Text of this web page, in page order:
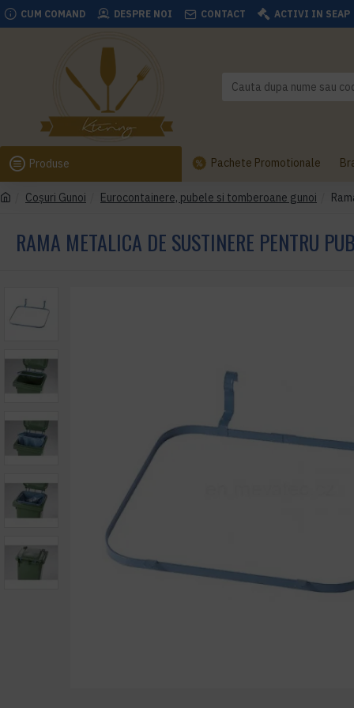
CUM COMAND DESPRE NOI CONTACT ACTIVI IN SEAP
Produse Pachete Promotionale
Coşuri Gunoi Eurocontainere, pubele si tomberoane gunoi
RAMA METALICA DE SUSTINERE PENTRU